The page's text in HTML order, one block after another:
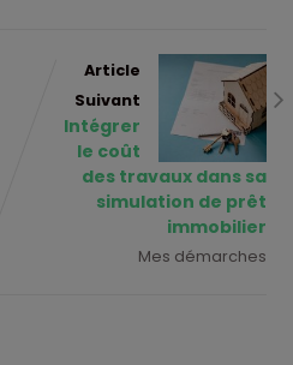
Article
Suivant
Intégrer
le coût
des travaux dans sa
simulation de prêt
immobilier
Mes démarches